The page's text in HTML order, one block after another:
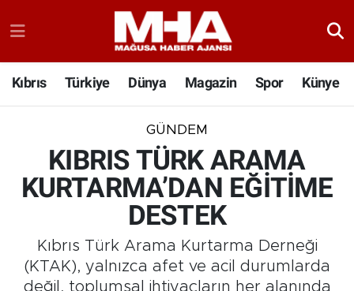
Kıbrıs Türkiye Dünya Magazin Spor Künye
GÜNDEM
KIBRIS TÜRK ARAMA
KURTARMA’DAN EĞİTİME
DESTEK
Kıbrıs Türk Arama Kurtarma Derneği
(KTAK), yalnızca afet ve acil durumlarda
değil, toplumsal ihtiyaçların her alanında